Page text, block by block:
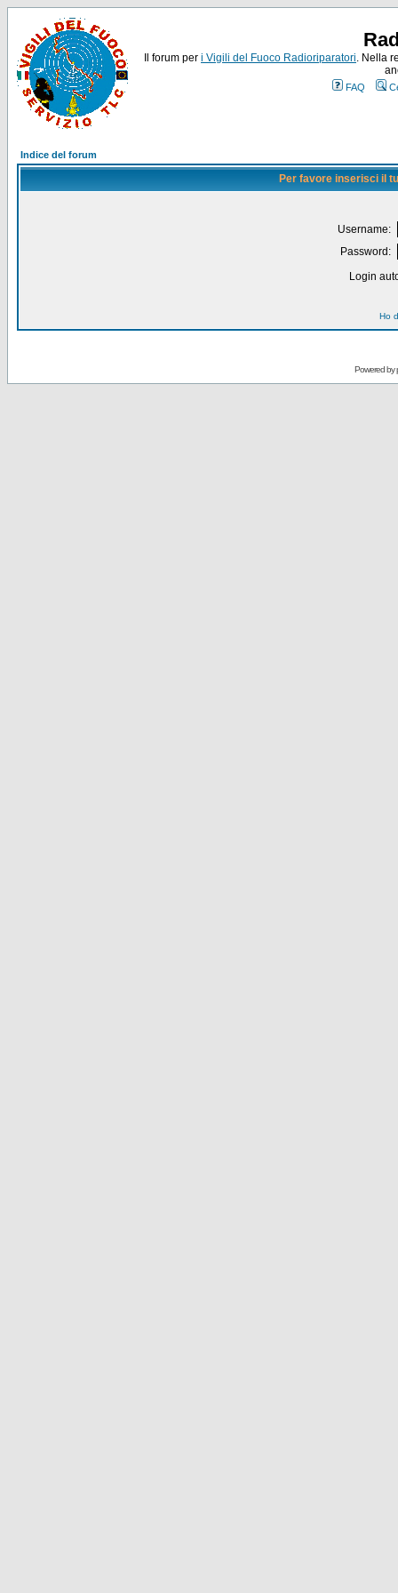
Il forum per i Vigili del Fuoco Radioriparatori. Nella
FAQ
Indice del forum
Per favore inserisci il
Username:
Password:
Login
Ho
Powered by